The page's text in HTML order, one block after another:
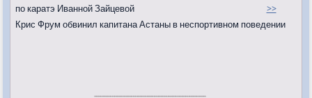
по каратэ Иванной Зайцевой
>>
Крис Фрум обвинил капитана Астаны в неспортивном поведении